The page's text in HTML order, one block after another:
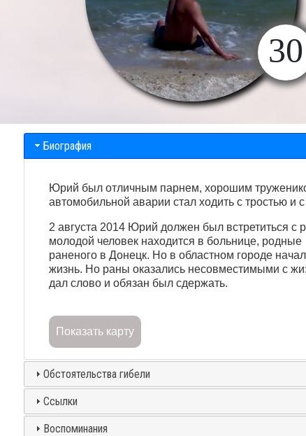
30
Биография
Юрий был отличным парнем, хорошим
автомобильной аварии стал ходить с тростью и
2 августа 2014 Юрий должен был встретиться
молодой человек находится в больнице,
раненого в Донецк. Но в областном городе
жизнь. Но раны оказались несовместимыми с
дал слово и обязан был сдержать.
Показать карту
Обстоятельства гибели
Ссылки
Воспоминания